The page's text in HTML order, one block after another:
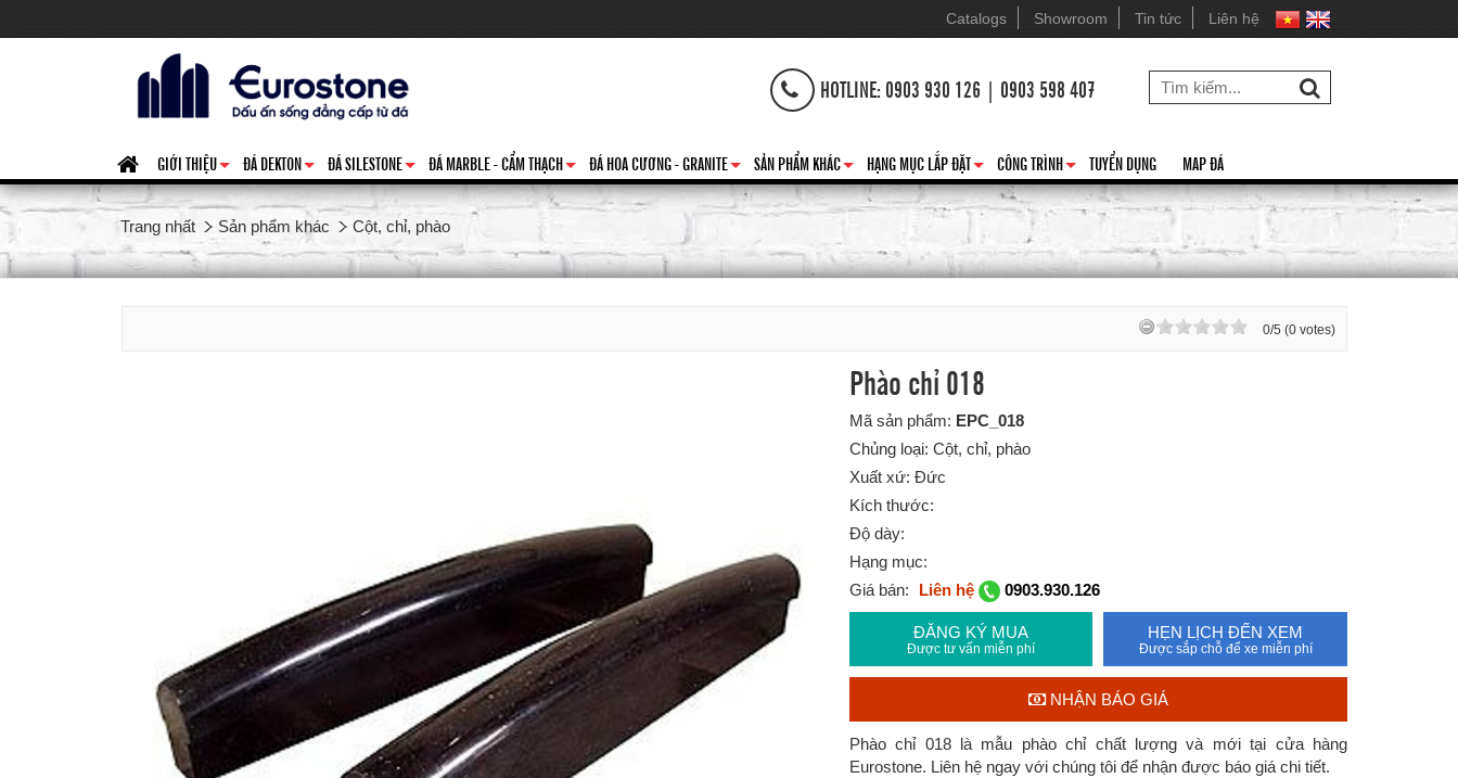
Catalogs Showroom Tin tức Liên hệ
HOTLINE: 0903 930 126 | 0903 598 407
+
GIỚI THIỆU
+
ĐÁ DEKTON
+
ĐÁ SILESTONE
+
ĐÁ MARBLE - CẨM THẠCH
+
ĐÁ HOA CƯƠNG - GRANITE
+
SẢN PHẨM KHÁC
+
HẠNG MỤC LẮP ĐẶT
+
CÔNG TRÌNH TUYỂN DỤNG MAP ĐÁ
Trang nhất Sản phẩm khác Cột, chỉ, phào
0/5 (0 votes)
Phào chỉ 018
Mã sản phẩm: EPC_018
Chủng loại: Cột, chỉ, phào
Xuất xứ: Đức
Kích thước:
Độ dày:
Hạng mục:
Giá bán:
Liên hệ 0903.930.126
ĐĂNG KÝ MUA
Được tư vấn miễn phí
HẸN LỊCH ĐẾN XEM
Được sắp chỗ để xe miễn phí
NHẬN BÁO GIÁ
Phào chỉ 018 là mẫu phào chỉ chất lượng và mới tại cửa hàng
Eurostone. Liên hệ ngay với chúng tôi để nhận được báo giá chi tiết.